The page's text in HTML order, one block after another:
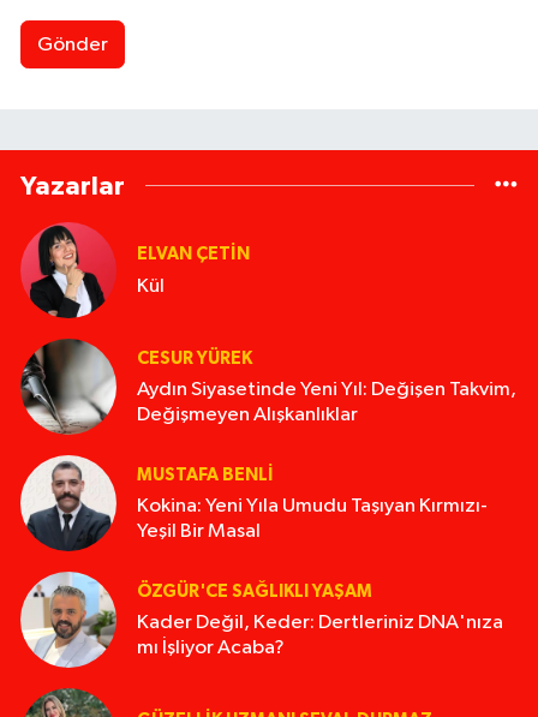
Gönder
Yazarlar
ELVAN ÇETIN
Kül
CESUR YÜREK
Aydın Siyasetinde Yeni Yıl: Değişen Takvim,
Değişmeyen Alışkanlıklar
MUSTAFA BENLI
Kokina: Yeni Yıla Umudu Taşıyan Kırmızı-
Yeşil Bir Masal
ÖZGÜR'CE SAĞLIKLI YAŞAM
Kader Değil, Keder: Dertleriniz DNA'nıza
mı İşliyor Acaba?